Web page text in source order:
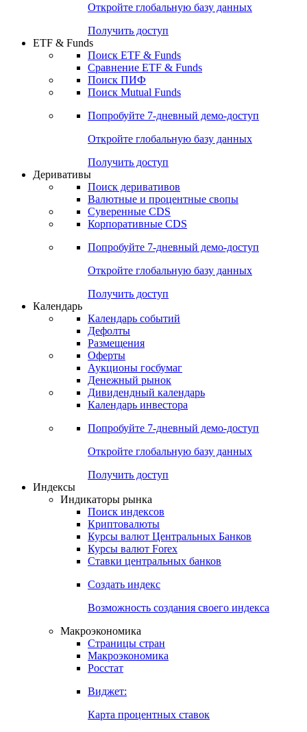
Откройте глобальную базу данных
Получить доступ
ETF & Funds
Поиск ETF & Funds
Сравнение ETF & Funds
Поиск ПИФ
Поиск Mutual Funds
Попробуйте 7-дневный демо-доступ
Откройте глобальную базу данных
Получить доступ
Деривативы
Поиск деривативов
Валютные и процентные свопы
Суверенные CDS
Корпоративные CDS
Попробуйте 7-дневный демо-доступ
Откройте глобальную базу данных
Получить доступ
Календарь
Календарь событий
Дефолты
Размещения
Оферты
Аукционы госбумаг
Денежный рынок
Дивидендный календарь
Календарь инвестора
Попробуйте 7-дневный демо-доступ
Откройте глобальную базу данных
Получить доступ
Индексы
Индикаторы рынка
Поиск индексов
Криптовалюты
Курсы валют Центральных Банков
Курсы валют Forex
Ставки центральных банков
Создать индекс
Возможность создания своего индекса
Макроэкономика
Страницы стран
Макроэкономика
Росстат
Виджет:
Карта процентных ставок